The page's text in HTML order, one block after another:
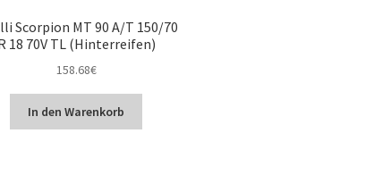
Scorpion MT 90 A/T 150/70
18 70V TL (Hinterreifen)
158.68€
In den Warenkorb